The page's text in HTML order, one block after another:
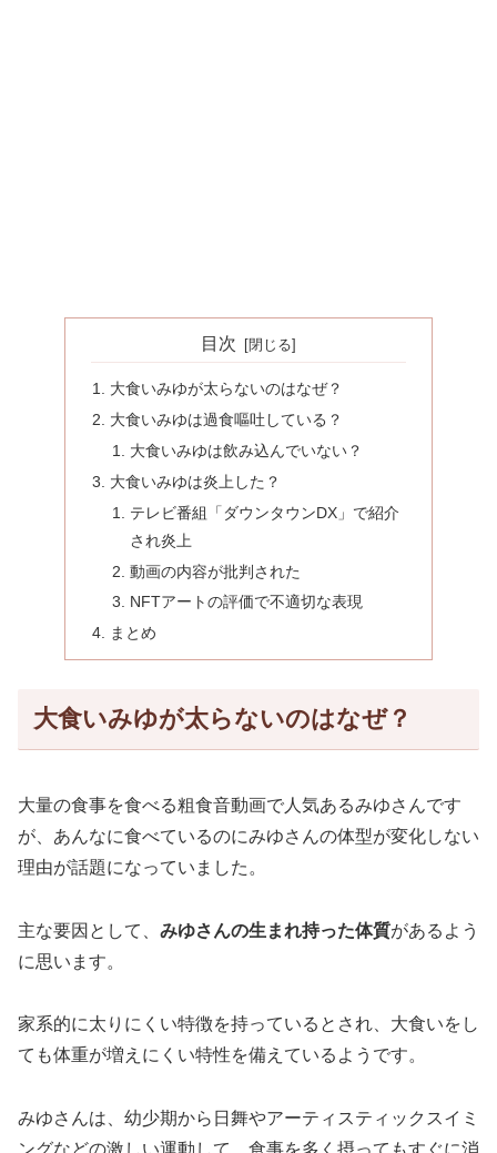
目次
大食いみゆが太らないのはなぜ？
大食いみゆは過食嘔吐している？
大食いみゆは飲み込んでいない？
大食いみゆは炎上した？
テレビ番組「ダウンタウンDX」で紹介
され炎上
動画の内容が批判された
NFTアートの評価で不適切な表現
まとめ
大食いみゆが太らないのはなぜ？
大量の食事を食べる粗食音動画で人気あるみゆさんです
が、あんなに食べているのにみゆさんの体型が変化しない
理由が話題になっていました。
主な要因として、 みゆさんの生まれ持った体質があるよう
に思います。
家系的に太りにくい特徴を持っているとされ、大食いをし
ても体重が増えにくい特性を備えているようです。
みゆさんは、幼少期から日舞やアーティスティックスイミ